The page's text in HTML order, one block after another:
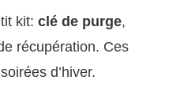
kit: clé de purge,
récupération. Ces
d’hiver.